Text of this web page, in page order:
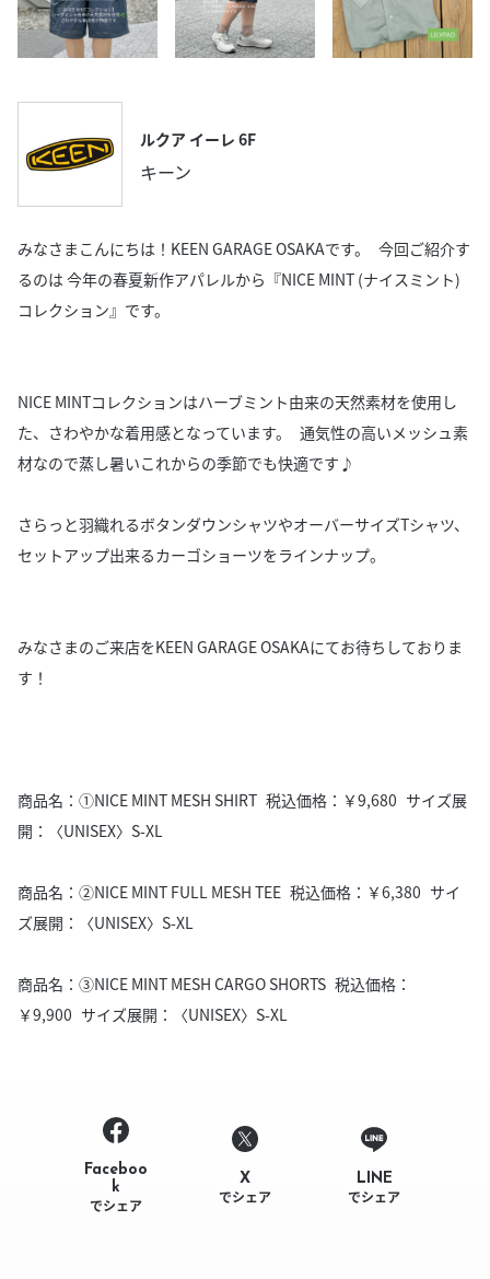
ルクア イーレ 6F
キーン
みなさまこんにちは！KEEN GARAGE OSAKAです。 今回ご紹介す
るのは 今年の春夏新作アパレルから『NICE MINT (ナイスミント)
コレクション』です。
NICE MINTコレクションはハーブミント由来の天然素材を使用し
た、さわやかな着用感となっています。 通気性の高いメッシュ素
材なので蒸し暑いこれからの季節でも快適です♪
さらっと羽織れるボタンダウンシャツやオーバーサイズTシャツ、
セットアップ出来るカーゴショーツをラインナップ。
みなさまのご来店をKEEN GARAGE OSAKAにてお待ちしておりま
す！
商品名：①NICE MINT MESH SHIRT 税込価格：￥9,680 サイズ展
開：〈UNISEX〉S-XL
商品名：②NICE MINT FULL MESH TEE 税込価格：￥6,380 サイ
ズ展開：〈UNISEX〉S-XL
商品名：③NICE MINT MESH CARGO SHORTS 税込価格：
￥9,900 サイズ展開：〈UNISEX〉S-XL
Faceboo
k
でシェア
X
でシェア
LINE
でシェア